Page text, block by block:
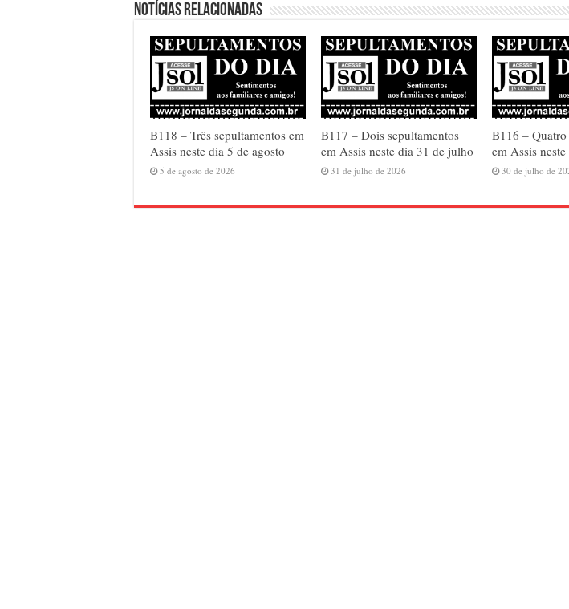
Notícias relacionadas
B118 – Três sepultamentos em
Assis neste dia 5 de agosto
5 de agosto de 2026
B117 – Dois sepultamentos
em Assis neste dia 31 de julho
31 de julho de 2026
B116 –
em Assis
30 de julho de